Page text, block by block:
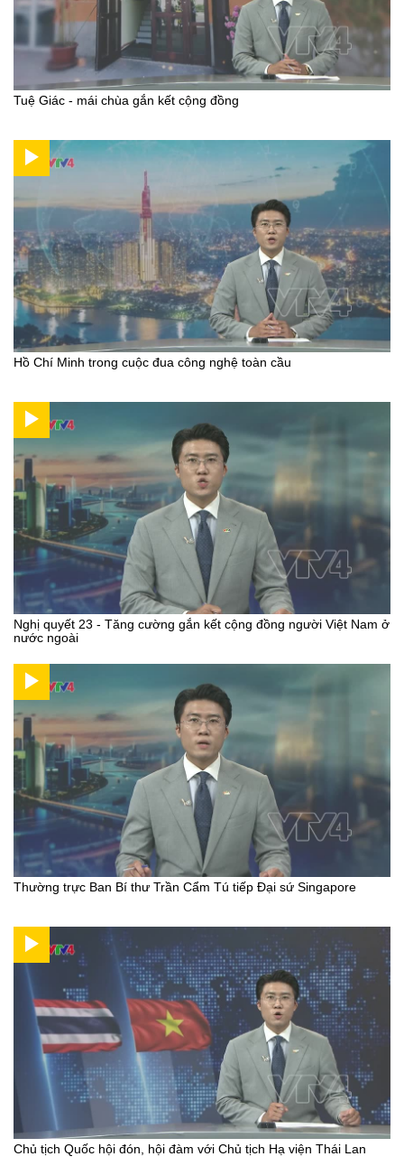
Tuệ Giác - mái chùa gắn kết cộng đồng
Hồ Chí Minh trong cuộc đua công nghệ toàn cầu
Nghị quyết 23 - Tăng cường gắn kết cộng đồng người Việt Nam ở
nước ngoài
Thường trực Ban Bí thư Trần Cẩm Tú tiếp Đại sứ Singapore
Chủ tịch Quốc hội đón, hội đàm với Chủ tịch Hạ viện Thái Lan